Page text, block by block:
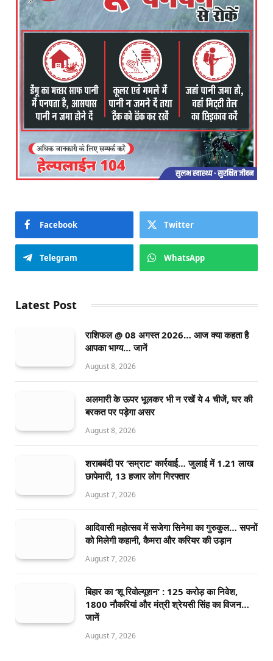
Facebook Twitter
Telegram WhatsApp
Latest Post
राशिफल @ 08 अगस्त 2026… आज क्या कहता है
आपका भाग्य… जानें
August 8, 2026
अलमारी के ऊपर भूलकर भी न रखें ये 4 चीजें, घर की
बरकत पर पड़ेगा असर
August 8, 2026
शराबबंदी पर ‘सम्राट’ कार्रवाई… जुलाई में 1.21 लाख
छापेमारी, 13 हजार लोग गिरफ्तार
August 7, 2026
आदिवासी महोत्सव में सजेगा सिनेमा का गुरुकुल… सपनों
को मिलेगी कहानी, कैमरा और करियर की उड़ान
August 7, 2026
बिहार का ‘शू रिवोल्यूशन’ : 125 करोड़ का निवेश,
1800 नौकरियां और मंत्री श्रेयसी सिंह का विजन…
जानें
August 7, 2026